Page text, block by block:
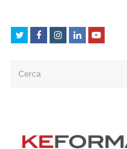
TwitterFacebookInstagram
LinkedInYoutube